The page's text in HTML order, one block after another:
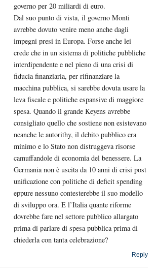
governo per 20 miliardi di euro.
Dal suo punto di vista, il governo Monti
avrebbe dovuto venire meno anche dagli
impegni presi in Europa. Forse anche lei
crede che in un sistema di politiche pubbliche
interdipendente e nel pieno di una crisi di
fiducia finanziaria, per rifinanziare la
macchina pubblica, si sarebbe dovuta usare la
leva fiscale e politiche espansive di maggiore
spesa. Quando il grande Keyens avrebbe
consigliato quello che sostiene non esistevano
neanche le autorithy, il debito pubblico era
minimo e lo Stato non distruggeva risorse
camuffandole di economia del benessere. La
Germania non è uscita da 10 anni di crisi post
unificazione con politiche di deficit spending
eppure nessuno contesterebbe il suo modello
di sviluppo ora. E l’Italia quante riforme
dovrebbe fare nel settore pubblico allargato
prima di parlare di spesa pubblica prima di
chiederla con tanta celebrazione?
Reply